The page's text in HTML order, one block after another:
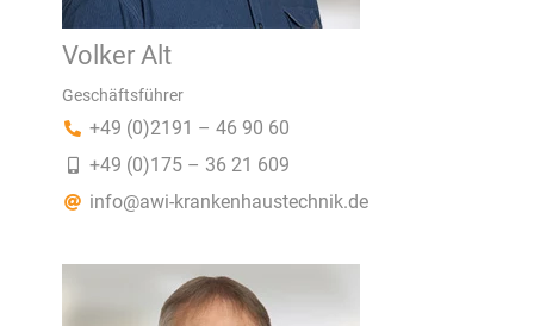
Volker Alt
Geschäftsführer
+49 (0)2191 – 46 90 60
+49 (0)175 – 36 21 609
info@awi-krankenhaustechnik.de